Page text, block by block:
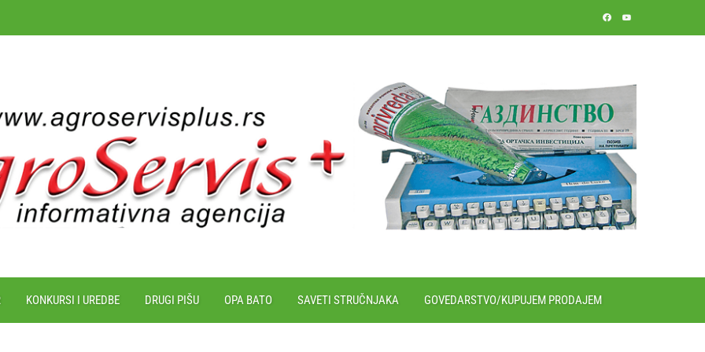
KONKURSI I UREDBE DRUGI PIŠU OPA BATO SAVETI STRUČNJAKA GOVEDARSTVO/KUPUJEM PRODAJEM